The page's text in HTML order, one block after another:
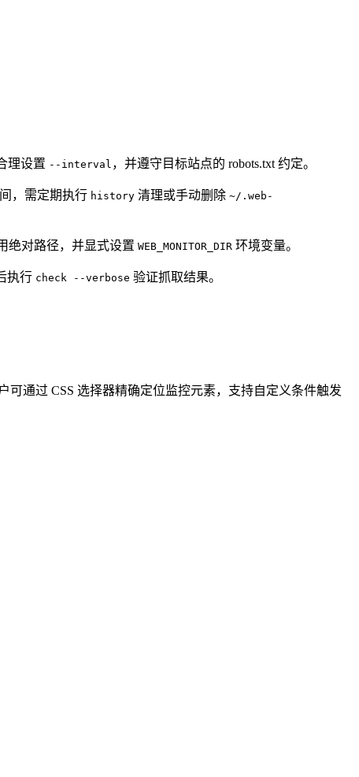
理设置 --interval ，并遵守目标站点的 robots.txt 约定。
，需定期执行 history 清理或手动删除 ~/.web-
绝对路径，并显式设置 WEB_MONITOR_DIR 环境变量。
执行 check --verbose 验证抓取结果。
通过 CSS 选择器精确定位监控元素，支持自定义条件触发